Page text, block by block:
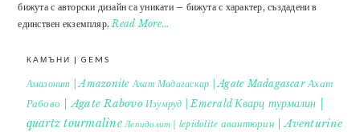
бижута с авторски дизайн са уникати – бижута с характер, създадени в
единствен екземпляр.Read More…
КАМЪНИ | GEMS
Амазонит | Amazonite Ахат Мадагаскар | Agate Madagascar Ахат
Рабово | Agate Rabovo Изумруд | Emerald Кварц турмалин |
quartz tourmaline Лепидолит | lepidolite авантюрин | Aventurine